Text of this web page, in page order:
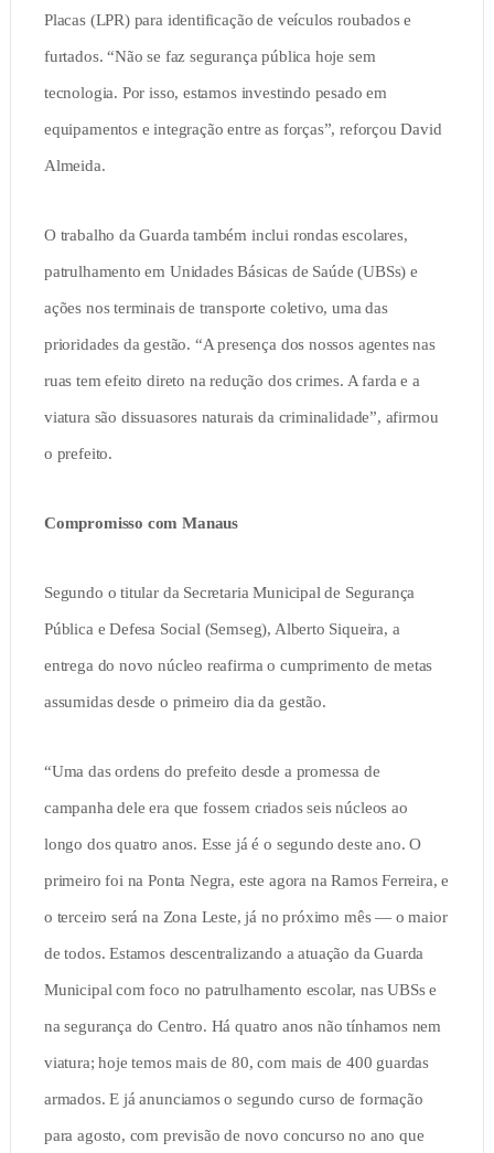
Placas (LPR) para identificação de veículos roubados e
furtados. “Não se faz segurança pública hoje sem
tecnologia. Por isso, estamos investindo pesado em
equipamentos e integração entre as forças”, reforçou David
Almeida.
O trabalho da Guarda também inclui rondas escolares,
patrulhamento em Unidades Básicas de Saúde (UBSs) e
ações nos terminais de transporte coletivo, uma das
prioridades da gestão. “A presença dos nossos agentes nas
ruas tem efeito direto na redução dos crimes. A farda e a
viatura são dissuasores naturais da criminalidade”, afirmou
o prefeito.
Compromisso com Manaus
Segundo o titular da Secretaria Municipal de Segurança
Pública e Defesa Social (Semseg), Alberto Siqueira, a
entrega do novo núcleo reafirma o cumprimento de metas
assumidas desde o primeiro dia da gestão.
“Uma das ordens do prefeito desde a promessa de
campanha dele era que fossem criados seis núcleos ao
longo dos quatro anos. Esse já é o segundo deste ano. O
primeiro foi na Ponta Negra, este agora na Ramos Ferreira, e
o terceiro será na Zona Leste, já no próximo mês — o maior
de todos. Estamos descentralizando a atuação da Guarda
Municipal com foco no patrulhamento escolar, nas UBSs e
na segurança do Centro. Há quatro anos não tínhamos nem
viatura; hoje temos mais de 80, com mais de 400 guardas
armados. E já anunciamos o segundo curso de formação
para agosto, com previsão de novo concurso no ano que